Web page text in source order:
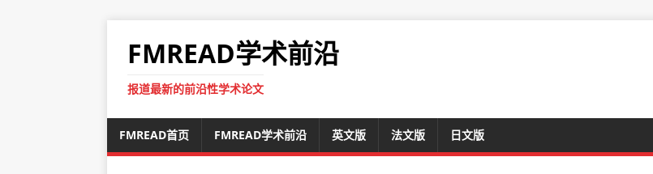
FMREAD学术前沿
报道最新的前沿性学术论文
FMREAD首页 FMREAD学术前沿 英文版 法文版 日文版